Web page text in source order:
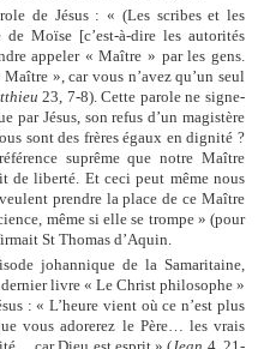
de Jésus : « (Les scribes et les
Moïse [c’est-à-dire les autorités
appeler « Maître » par les gens.
», car vous n’avez qu’un seul
23, 7-8). Cette parole ne signe-
Jésus, son refus d’un magistère
sont des frères égaux en dignité ?
suprême que notre Maître
de liberté. Et ceci peut même nous
prendre la place de ce Maître
même si elle se trompe » (pour
St Thomas d’Aquin.
johannique de la Samaritaine,
livre « Le Christ philosophe »
: « L’heure vient où ce n’est plus
vous adorerez le Père… les vrais